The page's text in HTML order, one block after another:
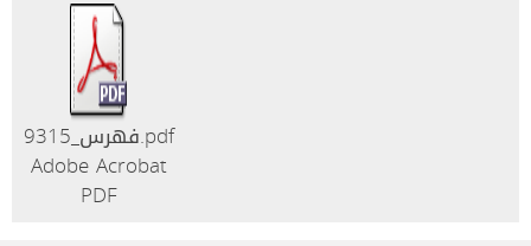
فهرس_9315.pdf
Adobe Acrobat
PDF